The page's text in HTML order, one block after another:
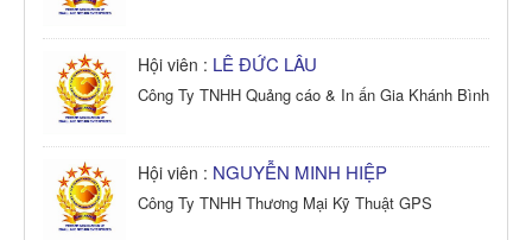
Hội viên : LÊ ĐỨC LÂU
Công Ty TNHH Quảng cáo & In ấn Gia Khánh Bình
Hội viên : NGUYỄN MINH HIỆP
Công Ty TNHH Thương Mại Kỹ Thuật GPS